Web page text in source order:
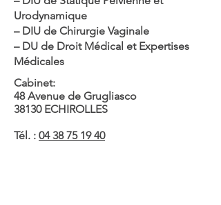
Urodynamique
– DIU de Chirurgie Vaginale
– DU de Droit Médical et Expertises
Médicales
Cabinet:
48 Avenue de Grugliasco
38130 ECHIROLLES
Tél. : 04 38 75 19 40